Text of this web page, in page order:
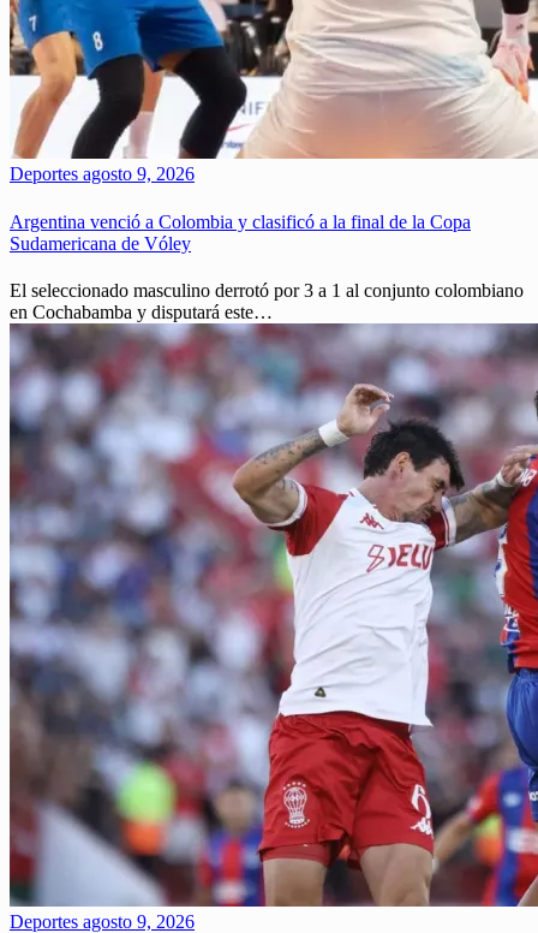
Deportes agosto 9, 2026
Argentina venció a Colombia y clasificó a la final de la Copa
Sudamericana de Vóley
El seleccionado masculino derrotó por 3 a 1 al conjunto colombiano
en Cochabamba y disputará este…
Deportes agosto 9, 2026